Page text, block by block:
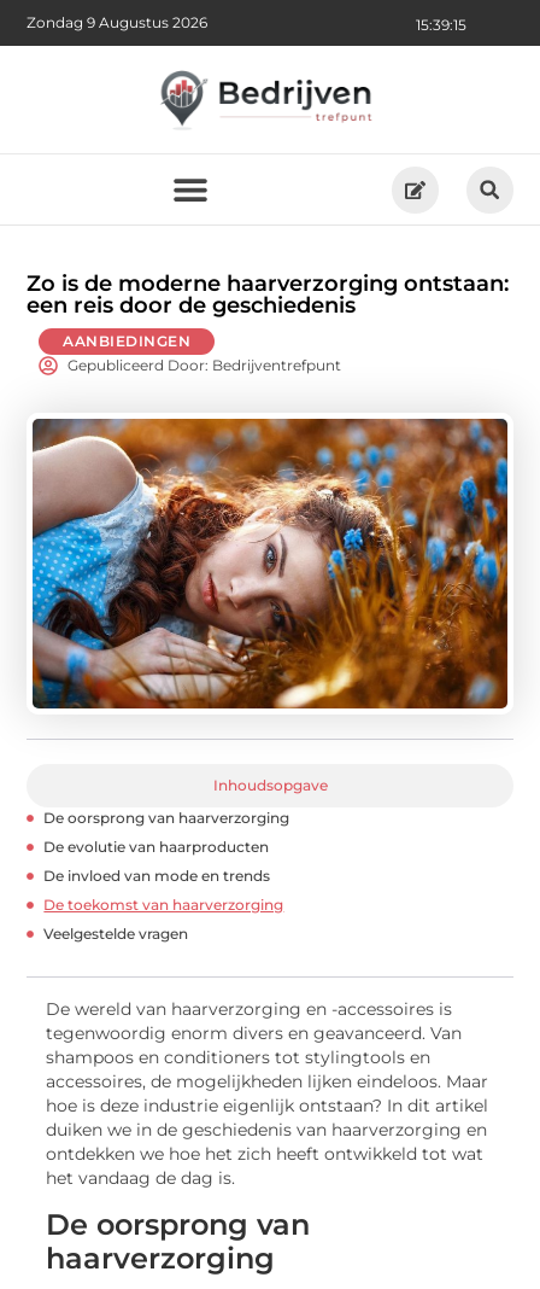
15:39:17
Zondag 9 Augustus 2026
Zo is de moderne haarverzorging ontstaan:
een reis door de geschiedenis
AANBIEDINGEN
Gepubliceerd Door: Bedrijventrefpunt
Inhoudsopgave
De oorsprong van haarverzorging
De evolutie van haarproducten
De invloed van mode en trends
De toekomst van haarverzorging
Veelgestelde vragen
De wereld van haarverzorging en -accessoires is
tegenwoordig enorm divers en geavanceerd. Van
shampoos en conditioners tot stylingtools en
accessoires, de mogelijkheden lijken eindeloos. Maar
hoe is deze industrie eigenlijk ontstaan? In dit artikel
duiken we in de geschiedenis van haarverzorging en
ontdekken we hoe het zich heeft ontwikkeld tot wat
het vandaag de dag is.
De oorsprong van
haarverzorging